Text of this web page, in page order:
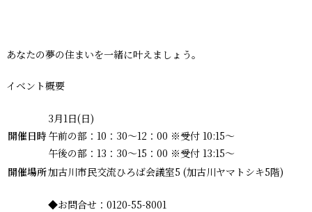
あなたの夢の住まいを一緒に叶えましょう。
イベント概要
開催日時
3月1日(日)
午前の部：10：30～12：00 ※受付 10:15～
午後の部：13：30～15：00 ※受付 13:15～
開催場所加古川市民交流ひろば会議室5 (加古川ヤマトシキ5階)
◆お問合せ：0120-55-8001